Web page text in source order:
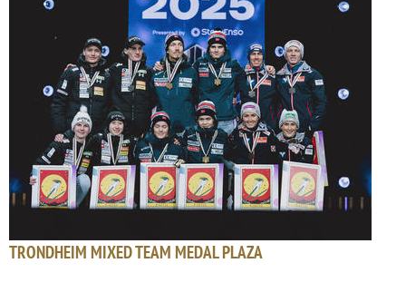
TRONDHEIM MIXED TEAM MEDAL PLAZA